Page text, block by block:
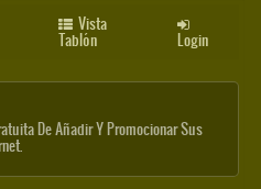
Vista
Tablón Login
De Añadir Y Promocionar Sus